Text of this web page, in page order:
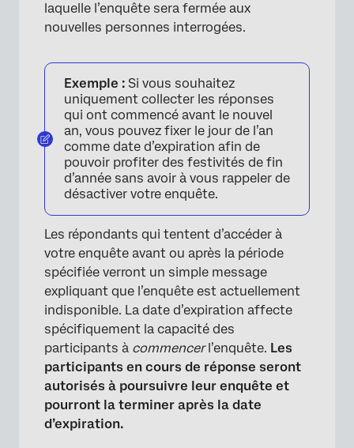
laquelle l’enquête sera fermée aux
nouvelles personnes interrogées.
Exemple : Si vous souhaitez
uniquement collecter les réponses
qui ont commencé avant le nouvel
an, vous pouvez fixer le jour de l’an
comme date d’expiration afin de
pouvoir profiter des festivités de fin
d’année sans avoir à vous rappeler de
désactiver votre enquête.
Les répondants qui tentent d’accéder à
votre enquête avant ou après la période
spécifiée verront un simple message
expliquant que l’enquête est actuellement
indisponible. La date d’expiration affecte
spécifiquement la capacité des
participants à commencerl’enquête. Les
participants en cours de réponse seront
autorisés à poursuivre leur enquête et
pourront la terminer après la date
d’expiration.